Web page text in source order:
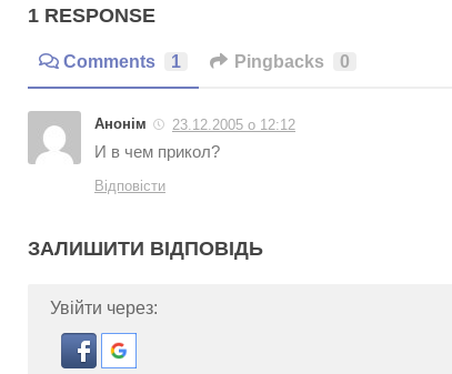
1 RESPONSE
Comments 1 Pingbacks 0
Анонім 23.12.2005 о 12:12
И в чем прикол?
Відповісти
ЗАЛИШИТИ ВІДПОВІДЬ
Увійти через: